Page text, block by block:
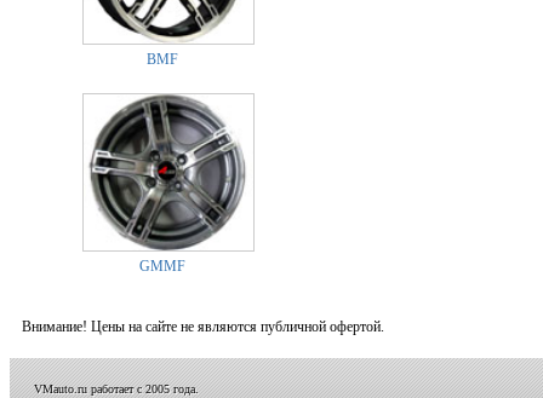
BMF
GMMF
Внимание! Цены на сайте не являются публичной офертой.
VMauto.ru работает с 2005 года.